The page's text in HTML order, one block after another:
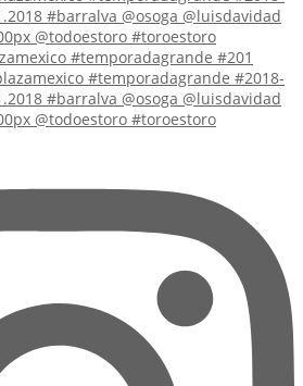
#temporadagrande #201